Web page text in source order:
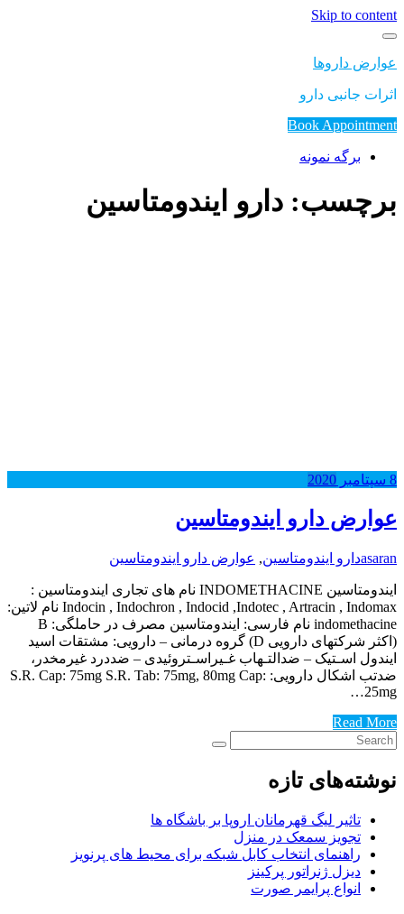
Skip to content
عوارض داروها
اثرات جانبی دارو
Book Appointment
برگه نمونه
برچسب: دارو ایندومتاسین
8 سپتامبر 2020
عوارض دارو ایندومتاسین
asaranدارو ایندومتاسین, عوارض دارو ایندومتاسین
ایندومتاسین INDOMETHACINE نام های تجاری ایندومتاسین :
Indocin , Indochron , Indocid ,Indotec , Artracin , Indomax نام لاتین:
indomethacine نام فارسی: ایندومتاسین مصرف در حاملگی: B
(اکثر شرکتهای دارویی D) گروه درمانی – دارویی: مشتقات اسید
ایندول اسـتیک – ضدالتـهاب غـیراسـتروئیدی – ضددرد غیرمخدر،
ضدتب اشکال دارویی: S.R. Cap: 75mg S.R. Tab: 75mg, 80mg Cap:
25mg…
Read More
نوشته‌های تازه
تاثیر لیگ قهرمانان اروپا بر باشگاه ها
تجویز سمعک در منزل
راهنمای انتخاب کابل شبکه برای محیط های پرنویز
دیزل ژنراتور پرکینز
انواع پرایمر صورت